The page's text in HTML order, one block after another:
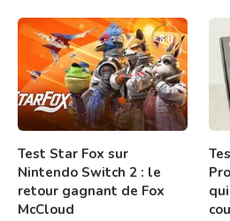
8.0
Test Star Fox sur
Nintendo Switch 2 : le
retour gagnant de Fox
McCloud